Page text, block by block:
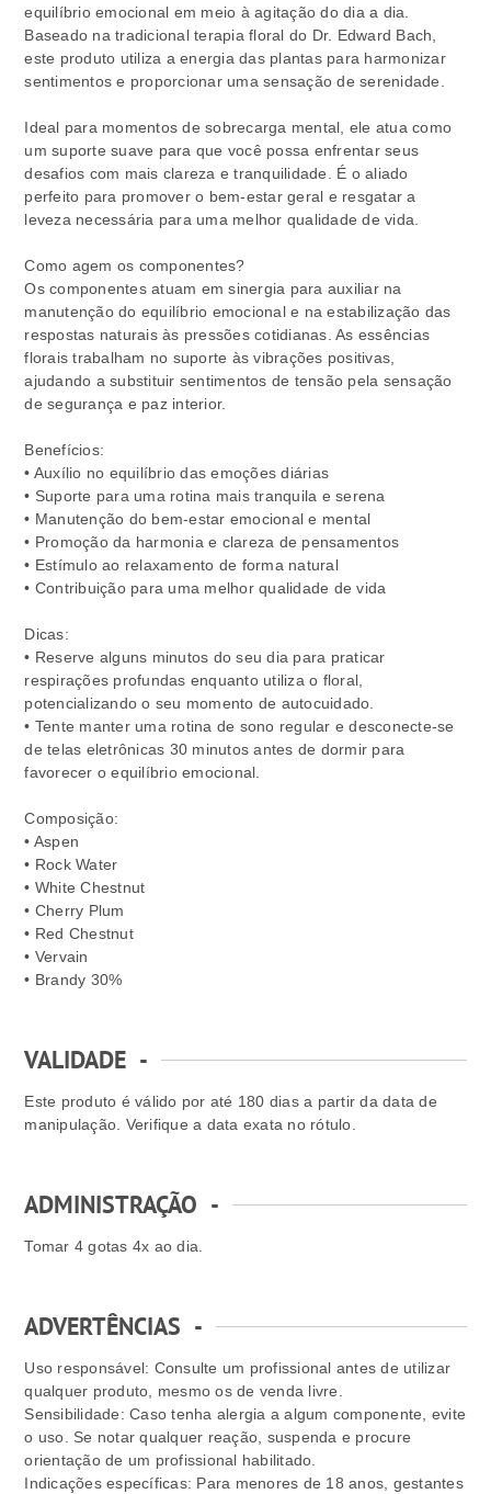
equilíbrio emocional em meio à agitação do dia a dia.
Baseado na tradicional terapia floral do Dr. Edward Bach,
este produto utiliza a energia das plantas para harmonizar
sentimentos e proporcionar uma sensação de serenidade.
Ideal para momentos de sobrecarga mental, ele atua como
um suporte suave para que você possa enfrentar seus
desafios com mais clareza e tranquilidade. É o aliado
perfeito para promover o bem-estar geral e resgatar a
leveza necessária para uma melhor qualidade de vida.
Como agem os componentes?
Os componentes atuam em sinergia para auxiliar na
manutenção do equilíbrio emocional e na estabilização das
respostas naturais às pressões cotidianas. As essências
florais trabalham no suporte às vibrações positivas,
ajudando a substituir sentimentos de tensão pela sensação
de segurança e paz interior.
Benefícios:
• Auxílio no equilíbrio das emoções diárias
• Suporte para uma rotina mais tranquila e serena
• Manutenção do bem-estar emocional e mental
• Promoção da harmonia e clareza de pensamentos
• Estímulo ao relaxamento de forma natural
• Contribuição para uma melhor qualidade de vida
Dicas:
• Reserve alguns minutos do seu dia para praticar
respirações profundas enquanto utiliza o floral,
potencializando o seu momento de autocuidado.
• Tente manter uma rotina de sono regular e desconecte-se
de telas eletrônicas 30 minutos antes de dormir para
favorecer o equilíbrio emocional.
Composição:
• Aspen
• Rock Water
• White Chestnut
• Cherry Plum
• Red Chestnut
• Vervain
• Brandy 30%
VALIDADE -
Este produto é válido por até 180 dias a partir da data de
manipulação. Verifique a data exata no rótulo.
ADMINISTRAÇÃO -
Tomar 4 gotas 4x ao dia.
ADVERTÊNCIAS -
Uso responsável: Consulte um profissional antes de utilizar
qualquer produto, mesmo os de venda livre.
Sensibilidade: Caso tenha alergia a algum componente, evite
o uso. Se notar qualquer reação, suspenda e procure
orientação de um profissional habilitado.
Indicações específicas: Para menores de 18 anos, gestantes